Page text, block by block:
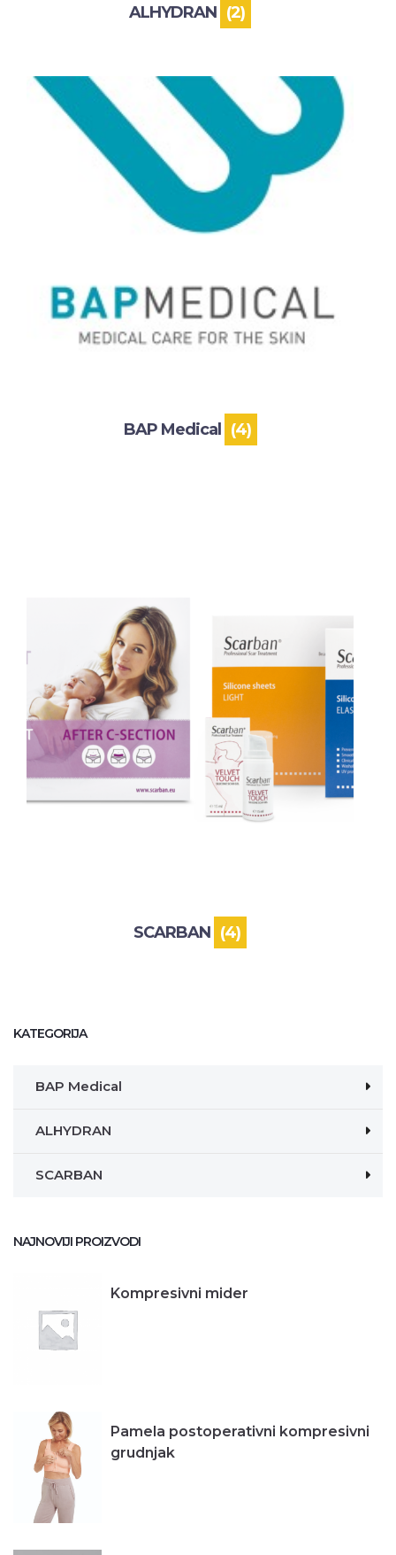
ALHYDRAN (2)
BAP Medical (4)
SCARBAN (4)
KATEGORIJA
BAP Medical
ALHYDRAN
SCARBAN
NAJNOVIJI PROIZVODI
Kompresivni mider
Pamela postoperativni kompresivni
grudnjak